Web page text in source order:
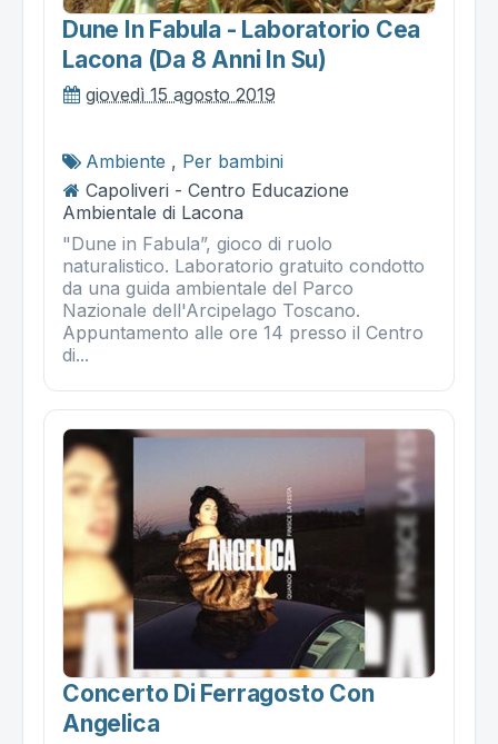
Dune In Fabula - Laboratorio Cea
Lacona (da 8 Anni In Su)
giovedì 15 agosto 2019
Ambiente , Per bambini
Capoliveri - Centro Educazione
Ambientale di Lacona
"Dune in Fabula”, gioco di ruolo
naturalistico. Laboratorio gratuito condotto
da una guida ambientale del Parco
Nazionale dell'Arcipelago Toscano.
Appuntamento alle ore 14 presso il Centro
di...
Concerto Di Ferragosto Con
Angelica